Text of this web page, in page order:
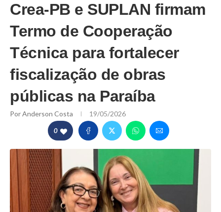
Crea-PB e SUPLAN firmam
Termo de Cooperação
Técnica para fortalecer
fiscalização de obras
públicas na Paraíba
PorAnderson Costa 19/05/2026
0